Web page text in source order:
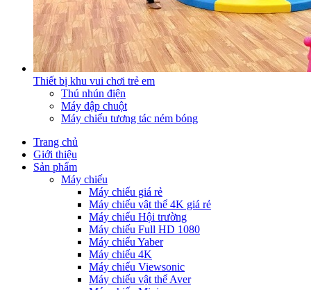
Thiết bị khu vui chơi trẻ em
Thú nhún điện
Máy đập chuột
Máy chiếu tương tác ném bóng
Trang chủ
Giới thiệu
Sản phẩm
Máy chiếu
Máy chiếu giá rẻ
Máy chiếu vật thể 4K giá rẻ
Máy chiếu Hội trường
Máy chiếu Full HD 1080
Máy chiếu Yaber
Máy chiếu 4K
Máy chiếu Viewsonic
Máy chiếu vật thể Aver